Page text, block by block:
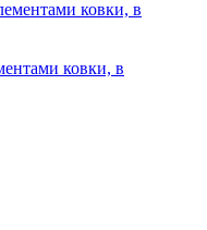
ковки, в